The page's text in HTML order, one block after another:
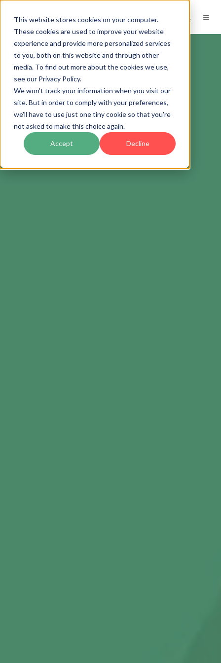
This website stores cookies on your computer.
These cookies are used to improve your website
experience and provide more personalized services
to you, both on this website and through other
media. To find out more about the cookies we use,
see our Privacy Policy.
We won't track your information when you visit our
site. But in order to comply with your preferences,
we'll have to use just one tiny cookie so that you're
not asked to make this choice again.
Accept Decline
ES